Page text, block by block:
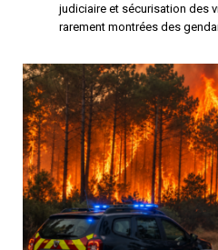
judiciaire et sécurisation des
rarement montrées des